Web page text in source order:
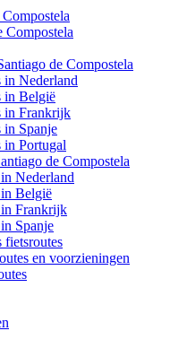
Compostela
de Compostela
in Nederland
in België
in Frankrijk
in Spanje
in Portugal
de Compostela
Nederland
België
in Frankrijk
Spanje
en voorzieningen